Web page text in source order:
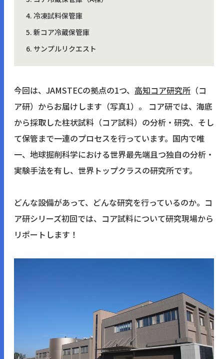
冷凍試料保管庫
新コア冷蔵保管庫
サンプルリクエスト
今回は、JAMSTECの拠点の1つ、 高知コア研究所 （コ
ア研）からお届けします（写真1）。 コア研では、海底
から採取した柱状試料（コア試料）の分析・研究、そし
て保管まで一連のプロセスを行っています。国内で唯
一、地球掘削科学における世界最先端且つ独自の分析・
実験手法を有し、世界トップクラスの研究所です。
どんな設備があって、どんな研究を行っているのか。コ
ア研シリーズ初回では、コア試料について研究現場から
リポートします！